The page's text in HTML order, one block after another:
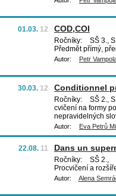
01.03. 12 COD,COI
Ročníky:
SŠ 3.,
Předmět přímý,
Autor: Petr
30.03. 12 Conditionnel
Ročníky:
SŠ 2.,
cvičení na formy
nepravidelných
Autor: Eva Petrů
22.08. 11 Dans un
Ročníky:
SŠ 2.,
Procvičení a
Autor: Alena